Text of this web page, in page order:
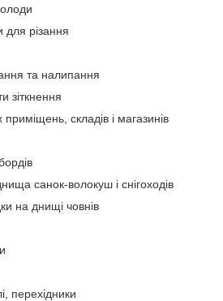
для різання
та налипання
зіткнення
складів і магазинів
санок-волокуш і снігоходів
на днищі човнів
перехідники